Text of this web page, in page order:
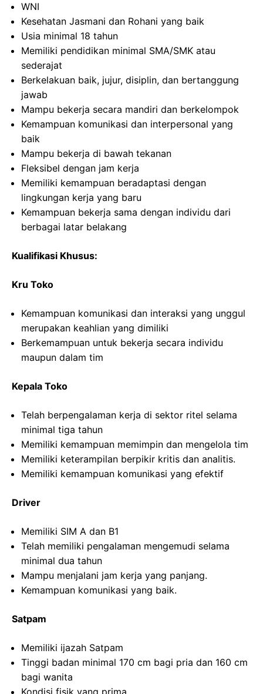
WNI
Kesehatan Jasmani dan Rohani yang baik
Usia minimal 18 tahun
Memiliki pendidikan minimal SMA/SMK atau
sederajat
Berkelakuan baik, jujur, disiplin, dan bertanggung
jawab
Mampu bekerja secara mandiri dan berkelompok
Kemampuan komunikasi dan interpersonal yang
baik
Mampu bekerja di bawah tekanan
Fleksibel dengan jam kerja
Memiliki kemampuan beradaptasi dengan
lingkungan kerja yang baru
Kemampuan bekerja sama dengan individu dari
berbagai latar belakang
Kualifikasi Khusus:
Kru Toko
Kemampuan komunikasi dan interaksi yang unggul
merupakan keahlian yang dimiliki
Berkemampuan untuk bekerja secara individu
maupun dalam tim
Kepala Toko
Telah berpengalaman kerja di sektor ritel selama
minimal tiga tahun
Memiliki kemampuan memimpin dan mengelola tim
Memiliki keterampilan berpikir kritis dan analitis.
Memiliki kemampuan komunikasi yang efektif
Driver
Memiliki SIM A dan B1
Telah memiliki pengalaman mengemudi selama
minimal dua tahun
Mampu menjalani jam kerja yang panjang.
Kemampuan komunikasi yang baik.
Satpam
Memiliki ijazah Satpam
Tinggi badan minimal 170 cm bagi pria dan 160 cm
bagi wanita
Kondisi fisik yang prima